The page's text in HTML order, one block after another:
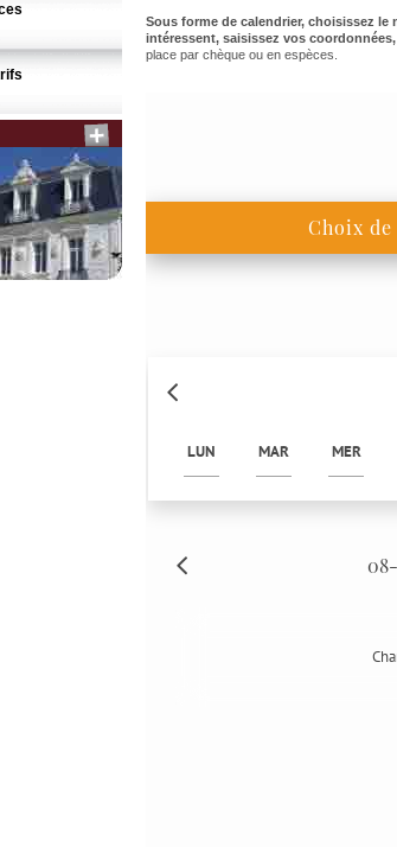
Sous forme de calendrier, choisissez
intéressent, saisissez vos coordonnées,
place par chèque ou en espèces.